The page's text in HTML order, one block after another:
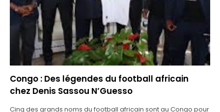
Congo : Des légendes du football africain
chez Denis Sassou N’Guesso
Cinq des grands noms du football africain sont au Congo pour